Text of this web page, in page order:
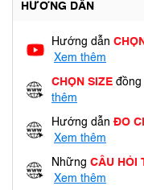
HƯỚNG DẪN
Hướng dẫn
Xem thêm
CHỌN SIZE đồng
thêm
Hướng dẫn ĐO
Xem thêm
Những CÂU HỎI
Xem thêm